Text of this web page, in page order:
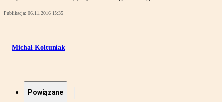
Publikacja: 06.11.2016 15:35
Michał Kołtuniak
Powiązane